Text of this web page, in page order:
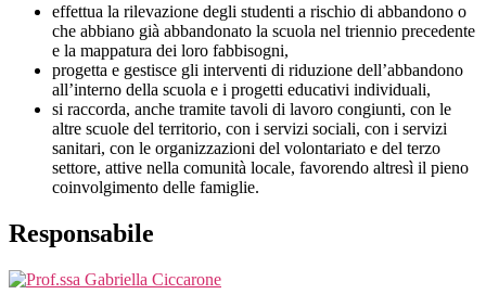
effettua la rilevazione degli studenti a rischio di abbandono o
che abbiano già abbandonato la scuola nel triennio precedente
e la mappatura dei loro fabbisogni,
progetta e gestisce gli interventi di riduzione dell’abbandono
all’interno della scuola e i progetti educativi individuali,
si raccorda, anche tramite tavoli di lavoro congiunti, con le
altre scuole del territorio, con i servizi sociali, con i servizi
sanitari, con le organizzazioni del volontariato e del terzo
settore, attive nella comunità locale, favorendo altresì il pieno
coinvolgimento delle famiglie.
Responsabile